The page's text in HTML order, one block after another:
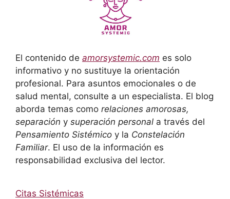
El contenido de amorsystemic.com es solo
informativo y no sustituye la orientación
profesional. Para asuntos emocionales o de
salud mental, consulte a un especialista. El blog
aborda temas como relaciones amorosas,
separación y superación personal a través del
Pensamiento Sistémico y la Constelación
Familiar. El uso de la información es
responsabilidad exclusiva del lector.
Citas Sistémicas